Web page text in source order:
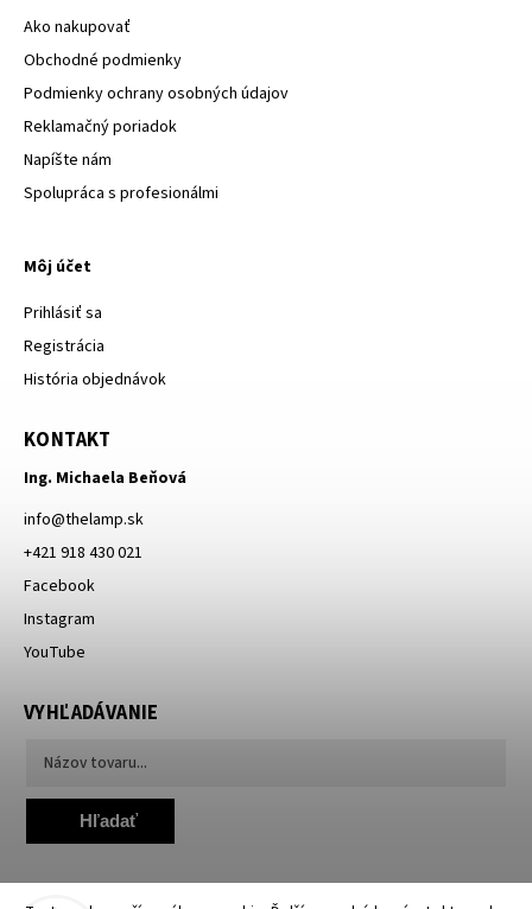
Ako nakupovať
Obchodné podmienky
Podmienky ochrany osobných údajov
Reklamačný poriadok
Napíšte nám
Spolupráca s profesionálmi
Môj účet
Prihlásiť sa
Registrácia
História objednávok
KONTAKT
Ing. Michaela Beňová
info@thelamp.sk
+421 918 430 021
Facebook
Instagram
YouTube
VYHĽADÁVANIE
Hľadať